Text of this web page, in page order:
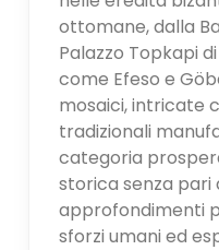
ottomane, dalla
Palazzo Topkapi
come Efeso e
mosaici, intricate
tradizionali
categoria
storica senza pari
approfondimenti
sforzi umani ed